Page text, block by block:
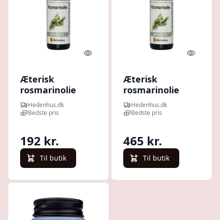
Quick look
Æterisk
rosmarinolie
økologisk 50 ml -
Frisk urteagtig
aromaterapi -
Hedenhus
Hedenhus.dk
Bedste pris
192 kr.
Til butik
Quick
Æterisk
rosmarinolie
økologisk 250 ml
glasflaske -
hårpleje,
aromaterapi,
frisk duft
Hedenhus.dk
Bedste pris
465 kr.
Til butik